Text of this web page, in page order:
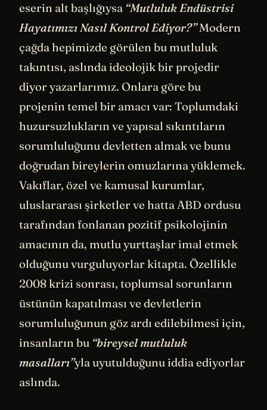
eserin alt başlığıysa “Mutluluk Endüstrisi
Hayatımızı Nasıl Kontrol Ediyor?”Modern
çağda hepimizde görülen bu mutluluk
takıntısı, aslında ideolojik bir projedir
diyor yazarlarımız. Onlara göre bu
projenin temel bir amacı var: Toplumdaki
huzursuzlukların ve yapısal sıkıntıların
sorumluluğunu devletten almak ve bunu
doğrudan bireylerin omuzlarına yüklemek.
Vakıflar, özel ve kamusal kurumlar,
uluslararası şirketler ve hatta ABD ordusu
tarafından fonlanan pozitif psikolojinin
amacının da, mutlu yurttaşlar imal etmek
olduğunu vurguluyorlar kitapta. Özellikle
2008 krizi sonrası, toplumsal sorunların
üstünün kapatılması ve devletlerin
sorumluluğunun göz ardı edilebilmesi için,
insanların bu “bireysel mutluluk
masalları”yla uyutulduğunu iddia ediyorlar
aslında.